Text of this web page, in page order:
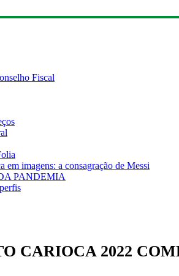
Fiscal
em imagens: a consagração de Messi
PANDEMIA
CARIOCA 2022